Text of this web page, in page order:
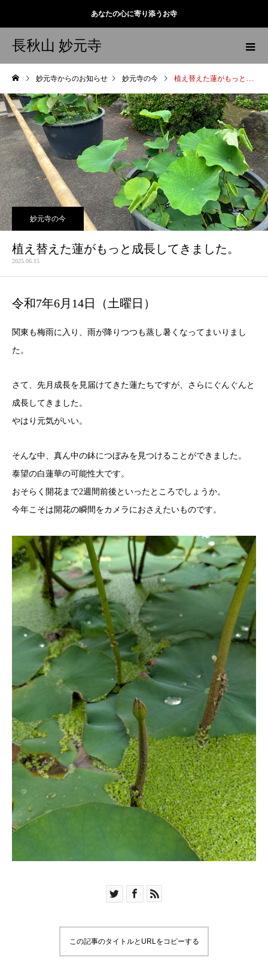
あなたの心に寄り添うお寺
長秋山 妙元寺
妙元寺からのお知らせ 妙元寺の今 植え替えた蓮がもっと成長してきました。
妙元寺の今
植え替えた蓮がもっと成長してきました。
2025.06.15
令和7年6月14日（土曜日）
関東も梅雨に入り、雨が降りつつも蒸し暑くなってまいりまし
た。
さて、 先月成長を見届けてきた蓮たちですが、さらにぐんぐんと
成長してきました。
やはり元気がいい。
そんな中、真ん中の鉢につぼみを見つけることができました。
泰望の白蓮華の可能性大です。
おそらく開花まで2週間前後といったところでしょうか。
今年こそは開花の瞬間をカメラにおさえたいものです。
この記事のタイトルとURLをコピーする